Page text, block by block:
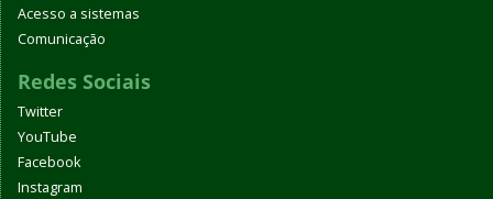
Acesso a sistemas
Comunicação
Redes Sociais
Twitter
YouTube
Facebook
Instagram